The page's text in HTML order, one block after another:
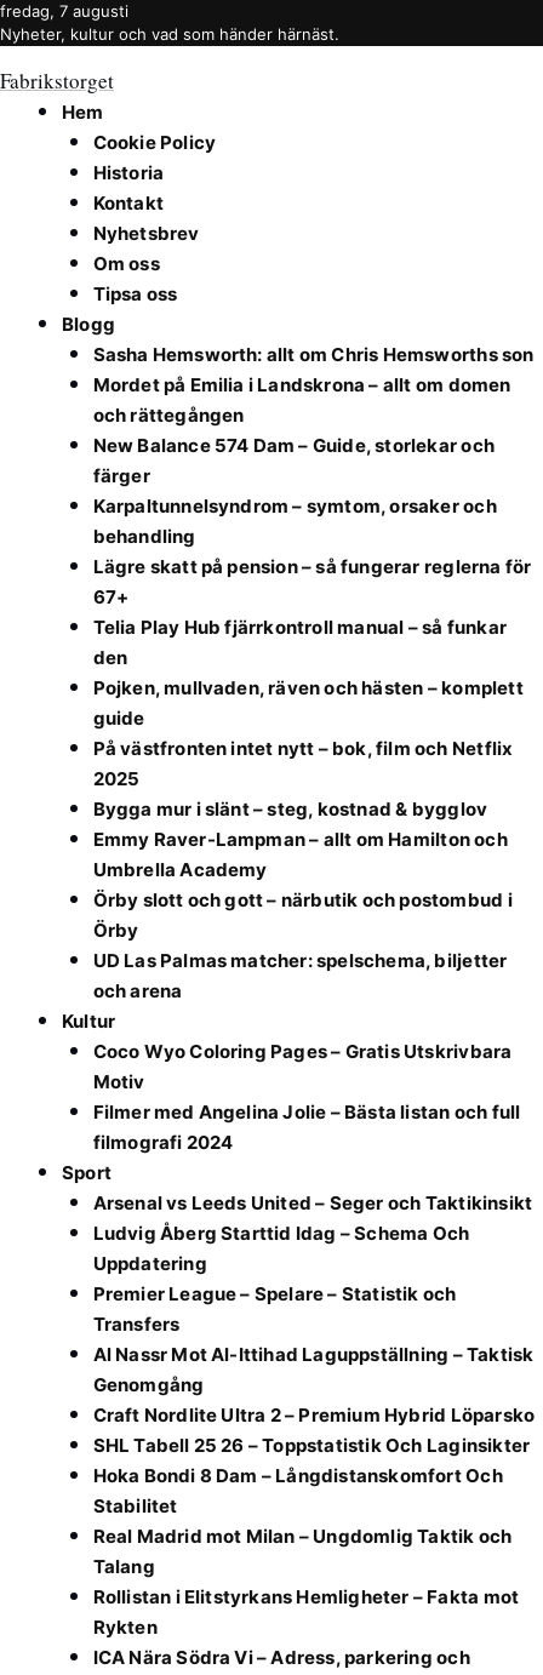
fredag, 7 augusti
Nyheter, kultur och vad som händer härnäst.
Fabrikstorget
Hem
Cookie Policy
Historia
Kontakt
Nyhetsbrev
Om oss
Tipsa oss
Blogg
Sasha Hemsworth: allt om Chris Hemsworths son
Mordet på Emilia i Landskrona – allt om domen
och rättegången
New Balance 574 Dam – Guide, storlekar och
färger
Karpaltunnelsyndrom – symtom, orsaker och
behandling
Lägre skatt på pension – så fungerar reglerna för
67+
Telia Play Hub fjärrkontroll manual – så funkar
den
Pojken, mullvaden, räven och hästen – komplett
guide
På västfronten intet nytt – bok, film och Netflix
2025
Bygga mur i slänt – steg, kostnad & bygglov
Emmy Raver-Lampman – allt om Hamilton och
Umbrella Academy
Örby slott och gott – närbutik och postombud i
Örby
UD Las Palmas matcher: spelschema, biljetter
och arena
Kultur
Coco Wyo Coloring Pages – Gratis Utskrivbara
Motiv
Filmer med Angelina Jolie – Bästa listan och full
filmografi 2024
Sport
Arsenal vs Leeds United – Seger och Taktikinsikt
Ludvig Åberg Starttid Idag – Schema Och
Uppdatering
Premier League – Spelare – Statistik och
Transfers
Al Nassr Mot Al-Ittihad Laguppställning – Taktisk
Genomgång
Craft Nordlite Ultra 2 – Premium Hybrid Löparsko
SHL Tabell 25 26 – Toppstatistik Och Laginsikter
Hoka Bondi 8 Dam – Långdistanskomfort Och
Stabilitet
Real Madrid mot Milan – Ungdomlig Taktik och
Talang
Rollistan i Elitstyrkans Hemligheter – Fakta mot
Rykten
ICA Nära Södra Vi – Adress, parkering och